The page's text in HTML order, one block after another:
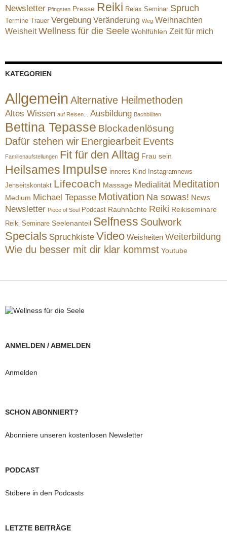
Newsletter Pfingsten Presse Reiki Relax Seminar Spruch
Termine Trauer Vergebung Veränderung Weg Weihnachten
Weisheit Wellness für die Seele Wohlfühlen Zeit für mich
KATEGORIEN
Allgemein Alternative Heilmethoden
Altes Wissen auf Reisen... Ausbildung Bachblüten
Bettina Tepasse Blockadenlösung
Dafür stehen wir Energiearbeit Events
Familienaufstellungen Fit für den Alltag Frau sein
Heilsames Impulse inneres Kind Instagramnews
Jenseitskontakt Lifecoach Massage Medialität Meditation
Medium Michael Tepasse Motivation Na sowas! News
Newsletter Piece of Soul Podcast Rauhnächte Reiki Reikiseminare
Reiki Seminare Seelenanteil Selfness Soulwork
Specials Spruchkiste Video Weisheiten Weiterbildung
Wie du besser mit dir klar kommst Youtube
ANMELDEN / ABMELDEN
Anmelden
SCHON ABONNIERT?
Abonniere unseren kostenlosen Newsletter
PODCAST
Stöbere in den Podcasts
LETZTE BEITRÄGE